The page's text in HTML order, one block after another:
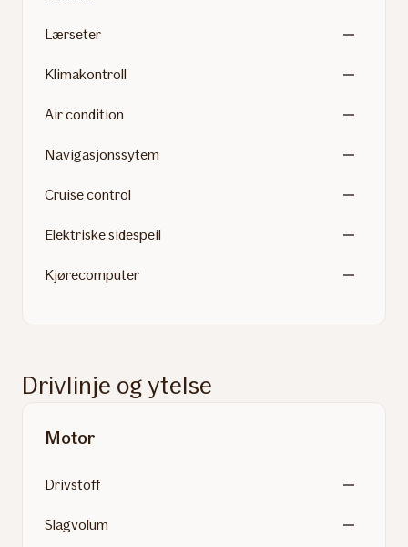
Lærseter
Klimakontroll
Air condition
Navigasjonssytem
Cruise control
Elektriske sidespeil
Kjørecomputer
Drivlinje og ytelse
Motor
Drivstoff
Slagvolum